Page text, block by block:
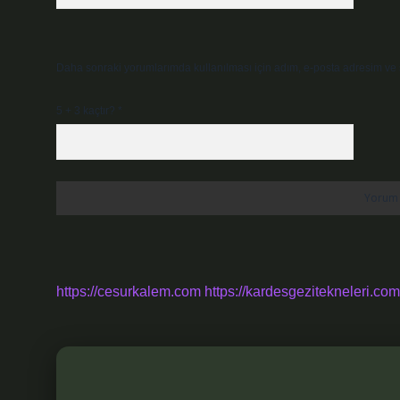
Daha sonraki yorumlarımda kullanılması için adım, e-posta adresim
5 + 3 kaçtır?
https://cesurkalem.com https://